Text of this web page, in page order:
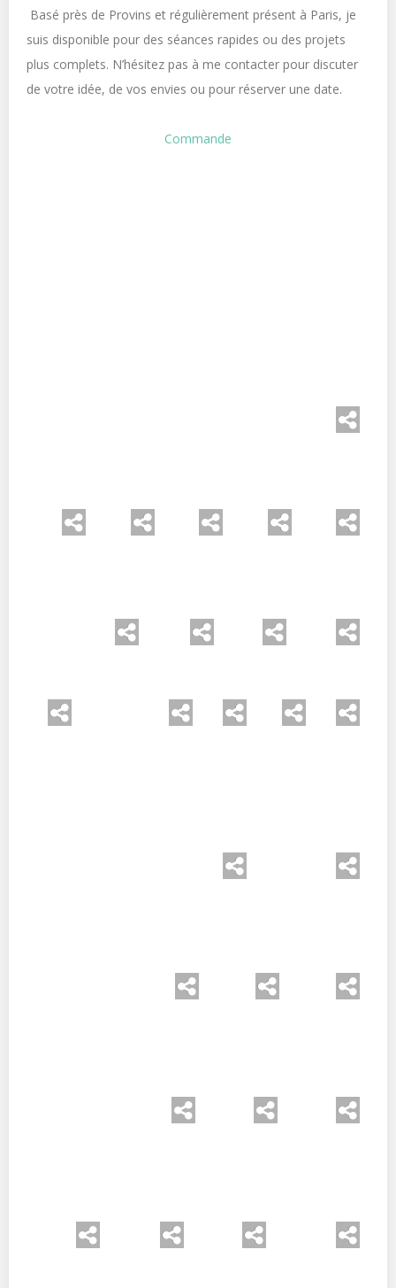
Basé près de Provins et régulièrement présent à Paris, je
suis disponible pour des séances rapides ou des projets
plus complets. N’hésitez pas à me contacter pour discuter
de votre idée, de vos envies ou pour réserver une date.
Commande